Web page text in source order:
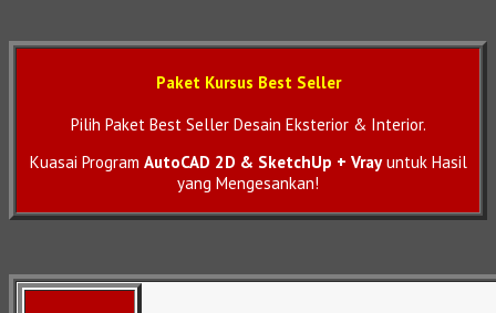
Paket Kursus Best Seller
Pilih Paket Best Seller Desain Eksterior & Interior.
Kuasai Program AutoCAD 2D & SketchUp + Vrayuntuk Hasil
yang Mengesankan!